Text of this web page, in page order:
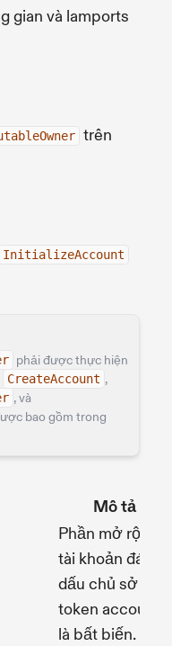
gian và lamports
trên
InitializeAccount
phải được thực hiện
CreateAccount ,
, và
bao gồm trong
Mô tả
Phần mở rộng
tài khoản đánh
dấu chủ sở hữu
token account
là bất biến.